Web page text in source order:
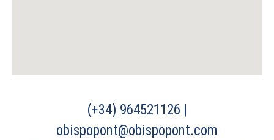
(+34) 964521126 |
obispopont@obispopont.com